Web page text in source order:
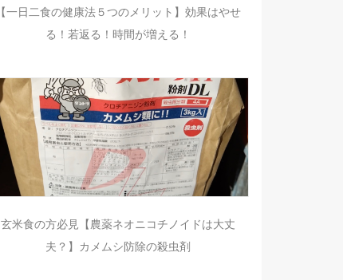
【一日二食の健康法５つのメリット】効果はやせ
る！若返る！時間が増える！
玄米食の方必見【農薬ネオニコチノイドは大丈
夫？】カメムシ防除の殺虫剤